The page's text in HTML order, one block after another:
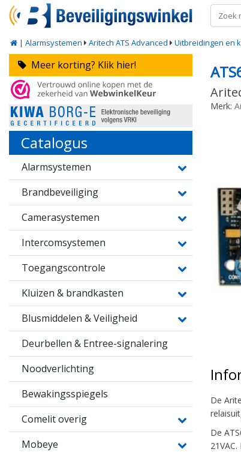
| Alarmsystemen Aritech ATS Advanced Uitbreidingen en
Meer korting? Klik hier!
Catalogus
Alarmsystemen
Brandbeveiliging
Camerasystemen
Intercomsystemen
Toegangscontrole
Kluizen & brandkasten
Blusmiddelen & Veiligheid
Deurbellen & Entree-signalering
Noodverlichting
Bewakingsspiegels
Comelit overig
Mobeye
Merk:
De
De